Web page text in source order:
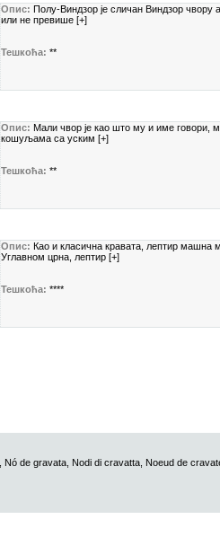
Опис: Полу-Виндзор је сличан Виндзор
или не превише [+]
Тешкоћа: **
Опис: Мали чвор је као што му и име говори,
кошуљама са уским [+]
Тешкоћа: **
Опис: Као и класична кравата, лептир машна
Углавном црна, лептир [+]
Тешкоћа: ****
Nó de gravata Nodi di cravatta Noeud de